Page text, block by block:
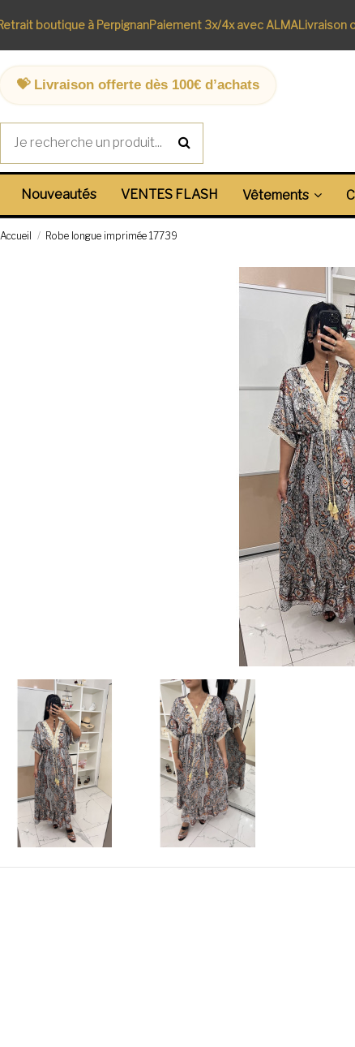
boutique à PerpignanPaiement 3x/4x avec ALMALivraison
💝 Livraison offerte dès 100€ d’achats
Nouveautés VENTES FLASH Vêtements
Accueil Robe longue imprimée 17739